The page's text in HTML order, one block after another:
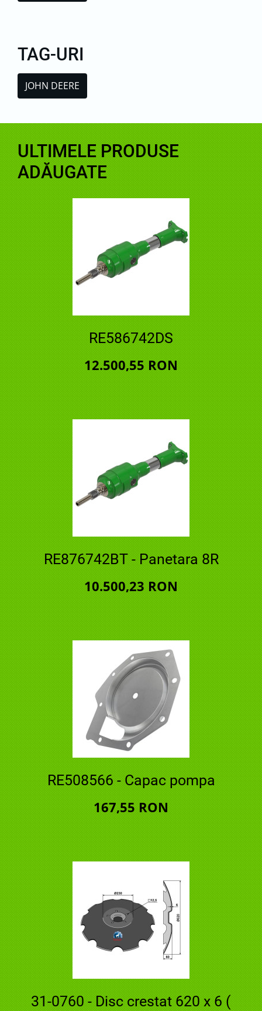
TAG-URI
JOHN DEERE
ULTIMELE PRODUSE
ADĂUGATE
RE586742DS
12.500,55 RON
RE876742BT - Panetara 8R
10.500,23 RON
RE508566 - Capac pompa
167,55 RON
31-0760 - Disc crestat 620 x 6 (